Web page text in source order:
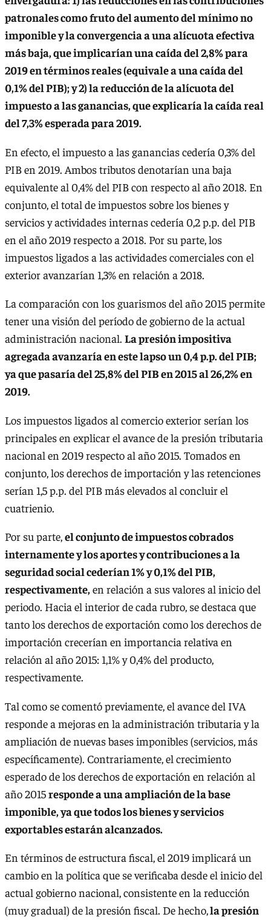
patronales como fruto del aumento del mínimo no
imponible y la convergencia a una alícuota efectiva
más baja, que implicarían una caída del 2,8% para
2019 en términos reales (equivale a una caída del
0,1% del PIB); y 2) la reducción de la alícuota del
impuesto a las ganancias, que explicaría la caída real
del 7,3% esperada para 2019.
En efecto, el impuesto a las ganancias cedería 0,3% del
PIB en 2019. Ambos tributos denotarían una baja
equivalente al 0,4% del PIB con respecto al año 2018. En
conjunto, el total de impuestos sobre los bienes y
servicios y actividades internas cedería 0,2 p.p. del PIB
en el año 2019 respecto a 2018. Por su parte, los
impuestos ligados a las actividades comerciales con el
exterior avanzarían 1,3% en relación a 2018.
La comparación con los guarismos del año 2015 permite
tener una visión del período de gobierno de la actual
administración nacional. La presión impositiva
agregada avanzaría en este lapso un 0,4 p.p. del PIB;
ya que pasaría del 25,8% del PIB en 2015 al 26,2% en
2019.
Los impuestos ligados al comercio exterior serían los
principales en explicar el avance de la presión tributaria
nacional en 2019 respecto al año 2015. Tomados en
conjunto, los derechos de importación y las retenciones
serían 1,5 p.p. del PIB más elevados al concluir el
cuatrienio.
Por su parte,el conjunto de impuestos cobrados
internamente y los aportes y contribuciones a la
seguridad social cederían 1% y 0,1% del PIB,
respectivamente,en relación a sus valores al inicio del
periodo. Hacia el interior de cada rubro, se destaca que
tanto los derechos de exportación como los derechos de
importación crecerían en importancia relativa en
relación al año 2015: 1,1% y 0,4% del producto,
respectivamente.
Tal como se comentó previamente, el avance del IVA
responde a mejoras en la administración tributaria y la
ampliación de nuevas bases imponibles (servicios, más
específicamente). Contrariamente, el crecimiento
esperado de los derechos de exportación en relación al
año 2015responde a una ampliación de la base
imponible, ya que todos los bienes y servicios
exportables estarán alcanzados.
En términos de estructura fiscal, el 2019 implicará un
cambio en la política que se verificaba desde el inicio del
actual gobierno nacional, consistente en la reducción
(muy gradual) de la presión fiscal. De hecho,la presión